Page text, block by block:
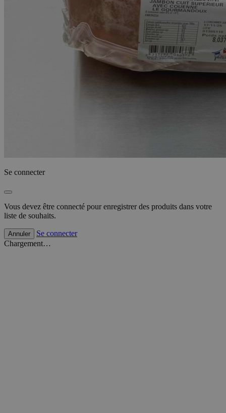
Se connecter
Vous devez être connecté pour enregistrer des produits dans votre
liste de souhaits.
Annuler
Se connecter
Chargement…